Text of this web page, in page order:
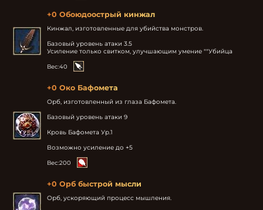
+0 Обоюдоострый кинжал
Кинжал, изготовленные для убийства монстров.
Базовый уровень атаки 3.5
Усиление только свитком, улучшающим умение ""Убийца
Вес:40
+0 Око Бафомета
Орб, изготовленный из глаза Бафомета.
Базовый уровень атаки 9
Кровь Бафомета Ур.1
Возможно усиление до +5
Вес:200
+0 Орб быстрой мысли
Орб, ускоряющий процесс мышления.